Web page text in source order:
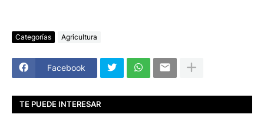
Categorías Agricultura
Facebook
TE PUEDE INTERESAR